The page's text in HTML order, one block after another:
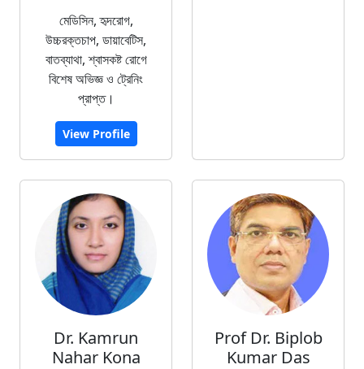
মেডিসিন, হৃদরোগ,
উচ্চরক্তচাপ, ডায়াবেটিস,
বাতব্যাথা, শ্বাসকষ্ট রোগে
বিশেষ অভিজ্ঞ ও ট্রেনিং
প্রাপ্ত।
View Profile
Dr. Kamrun
Nahar Kona
Prof Dr. Biplob
Kumar Das